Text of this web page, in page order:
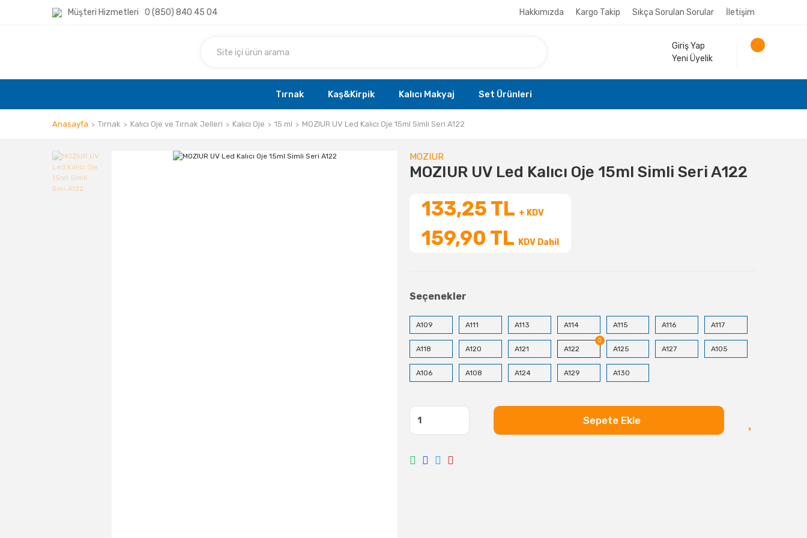
Müşteri Hizmetleri 0 (850) 840 45 04 Hakkımızda Kargo Takip Sıkça Sorulan Sorular İletişim
Giriş Yap
Yeni Üyelik
Tırnak Kaş&Kirpik Kalıcı Makyaj Set Ürünleri
Anasayfa Tırnak Kalıcı Oje ve Tırnak Jelleri Kalıcı Oje 15 ml MOZIUR UV Led Kalıcı Oje 15ml Simli Seri A122
MOZIUR
MOZIUR UV Led Kalıcı Oje 15ml Simli Seri A122
133,25 TL + KDV
159,90 TL KDV Dahil
Seçenekler
A109 A111 A113 A114 A115 A116 A117
A118 A120 A121 A122 A125 A127 A105
A106 A108 A124 A129 A130
Sepete Ekle